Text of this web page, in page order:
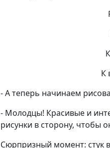
К
- А теперь начинаем
- Молодцы! Красивые и
рисунки в сторону, чтобы
Сюрпризный момент: стук